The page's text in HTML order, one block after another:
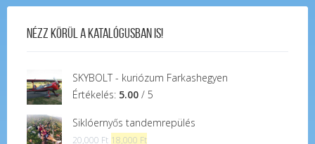
Nézz körül a katalógusban is!
SKYBOLT - kuriózum Farkashegyen
Értékelés: 5.00 / 5
Siklóernyős tandemrepülés
20,000 Ft Original
18,000 FtCurrent